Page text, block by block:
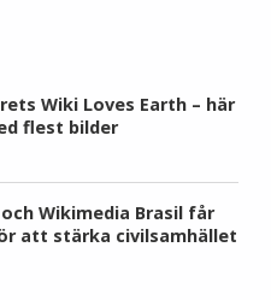
Wiki Loves Earth – här
flest bilder
Wikimedia Brasil får
att stärka civilsamhället